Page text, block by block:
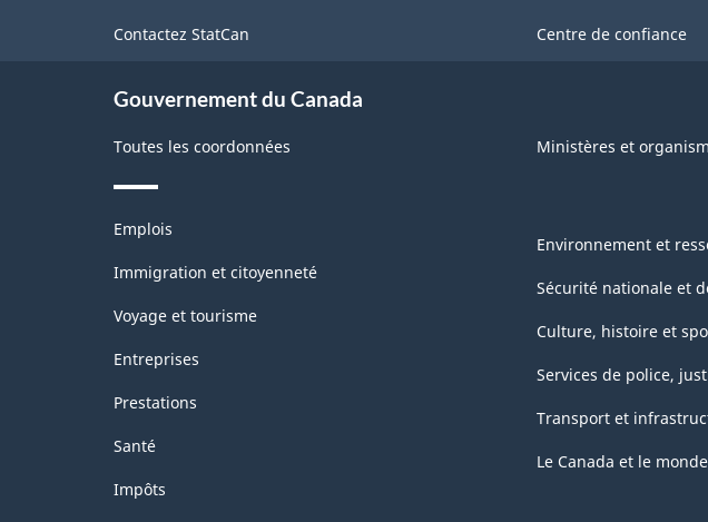
Contactez StatCan Centre de confiance
Gouvernement du Canada
Toutes les coordonnées Ministères et
Thèmes
sujets
Emplois
Immigration et citoyenneté
Voyage et tourisme
Entreprises
Prestations
Santé
Impôts
Environnement et
Sécurité nationale et
Culture, histoire et
Services de police,
Transport et
Le Canada et le monde